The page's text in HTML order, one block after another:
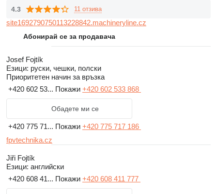
4.3 11 отзива
site1692790750113228842.machineryline.cz
Абонирай се за продавача
Josef Fojtík
Езици: руски, чешки, полски
Приоритетен начин за връзка
+420 602 53... Покажи +420 602 533 868
Обадете ми се
+420 775 71... Покажи +420 775 717 186
fpvtechnika.cz
Jiři Fojtík
Езици: английски
+420 608 41... Покажи +420 608 411 777